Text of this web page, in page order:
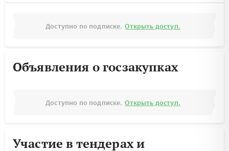
Доступно по подписке. Открыть доступ.
Объявления о госзакупках
Доступно по подписке. Открыть доступ.
Участие в тендерах и